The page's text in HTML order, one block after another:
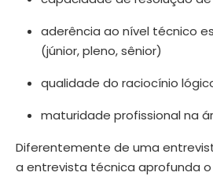
aderência ao nível técnico
(júnior, pleno, sênior)
qualidade do raciocínio
maturidade profissional na
Diferentemente de uma
a entrevista técnica aprofunda o